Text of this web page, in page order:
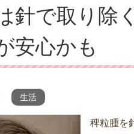
針で取り除
安心かも
生活
稗粒腫を